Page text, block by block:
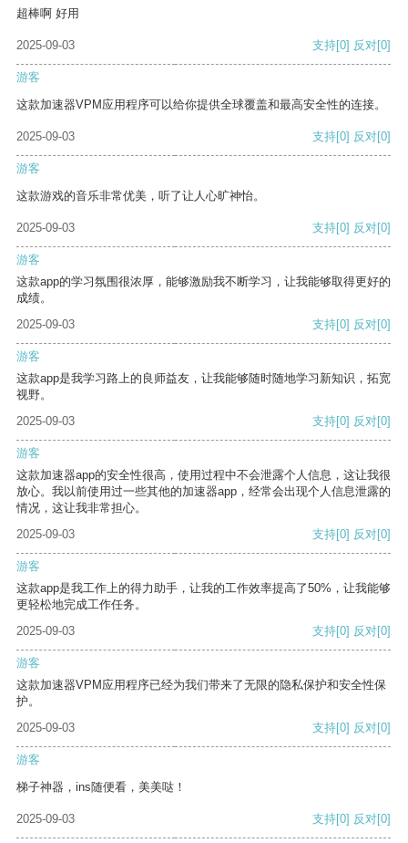
超棒啊 好用
2025-09-03 支持[0] 反对[0]
游客
这款加速器VPM应用程序可以给你提供全球覆盖和最高安全性的连接。
2025-09-03 支持[0] 反对[0]
游客
这款游戏的音乐非常优美，听了让人心旷神怡。
2025-09-03 支持[0] 反对[0]
游客
这款app的学习氛围很浓厚，能够激励我不断学习，让我能够取得更好的
成绩。
2025-09-03
支持[0] 反对[0]
游客
这款app是我学习路上的良师益友，让我能够随时随地学习新知识，拓宽
视野。
2025-09-03
支持[0] 反对[0]
游客
这款加速器app的安全性很高，使用过程中不会泄露个人信息，这让我很
放心。我以前使用过一些其他的加速器app，经常会出现个人信息泄露的
情况，这让我非常担心。
2025-09-03
支持[0] 反对[0]
游客
这款app是我工作上的得力助手，让我的工作效率提高了50%，让我能够
更轻松地完成工作任务。
2025-09-03
支持[0] 反对[0]
游客
这款加速器VPM应用程序已经为我们带来了无限的隐私保护和安全性保
护。
2025-09-03
支持[0] 反对[0]
游客
梯子神器，ins随便看，美美哒！
2025-09-03 支持[0] 反对[0]